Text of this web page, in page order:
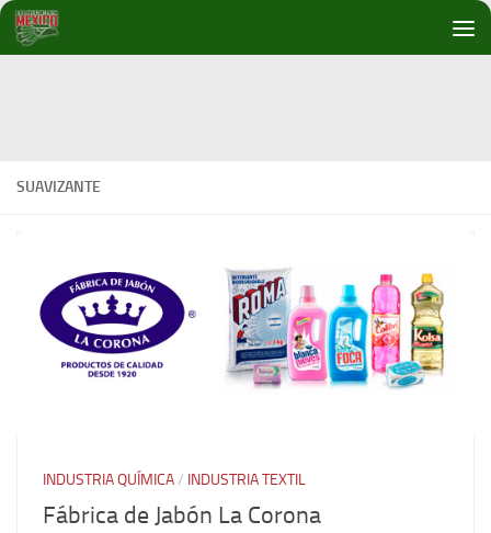
Debajo del contenido
SUAVIZANTE
INDUSTRIA QUÍMICA/ INDUSTRIA TEXTIL
Fábrica de Jabón La Corona